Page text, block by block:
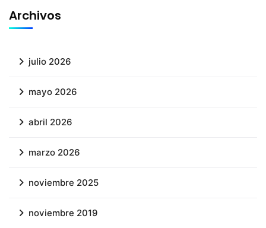
Archivos
julio 2026
mayo 2026
abril 2026
marzo 2026
noviembre 2025
noviembre 2019